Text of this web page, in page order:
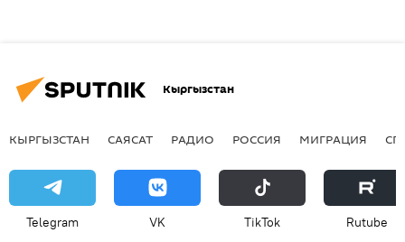
Кыргызстан
КЫРГЫЗСТАН САЯСАТ РАДИО РОССИЯ МИГРАЦИЯ
Telegram VK ТikТоk Rutube